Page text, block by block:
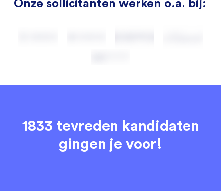
Onze sollicitanten werken o.a. bij:
1833 tevreden kandidaten
gingen je voor!